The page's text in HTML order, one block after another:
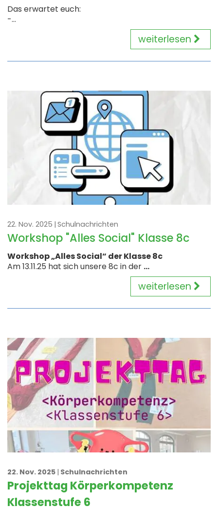
Das erwartet euch:
-...
weiterlesen
22. Nov. 2025 Schulnachrichten
Workshop "Alles Social" Klasse 8c
Workshop „Alles Social“ der Klasse 8c
Am 13.11.25 hat sich unsere 8c in der ...
weiterlesen
22. Nov. 2025 Schulnachrichten
Projekttag Körperkompetenz
Klassenstufe 6